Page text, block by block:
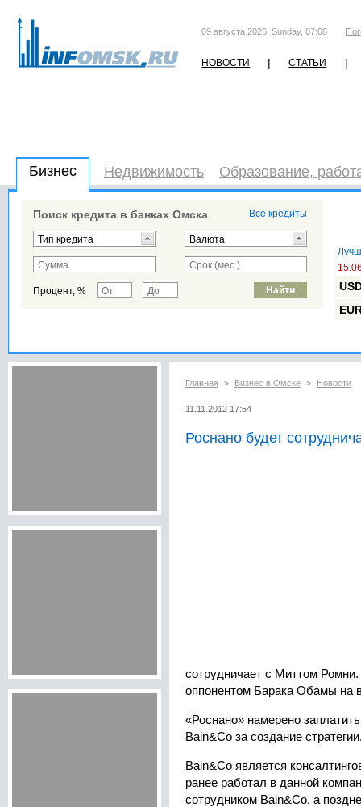
09 августа 2026, Sunday, 07:08
НОВОСТИ | СТАТЬИ |
Бизнес Недвижимость Образование,
Поиск кредита в банках Омска Все кредиты
Процент, %
Главная > Бизнес в Омске > Новости
11.11.2012 17:54
Роснано будет
сотрудничает с Миттом
оппонентом Барака Обамы на
«Роснано» намерено
Bain&Co за создание
Bain&Co является
ранее работал в данной
сотрудником Bain&Co, а